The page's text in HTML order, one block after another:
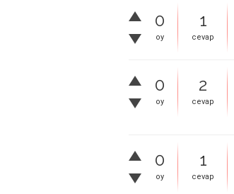
0
oy
1
cevap
0
oy
2
cevap
0
oy
1
cevap